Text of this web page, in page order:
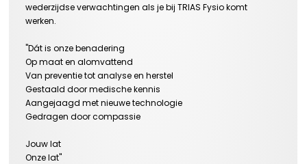
wederzijdse verwachtingen als je bij TRIAS Fysio komt
werken.
"Dát is onze benadering
Op maat en alomvattend
Van preventie tot analyse en herstel
Gestaald door medische kennis
Aangejaagd met nieuwe technologie
Gedragen door compassie
Jouw lat
Onze lat"